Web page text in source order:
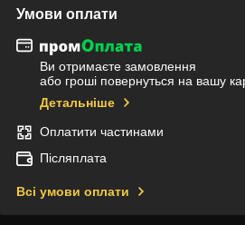
Умови оплати
Ви отримаєте замовлення
або гроші повернуться на вашу
Детальніше
Оплатити частинами
Післяплата
Всі умови оплати